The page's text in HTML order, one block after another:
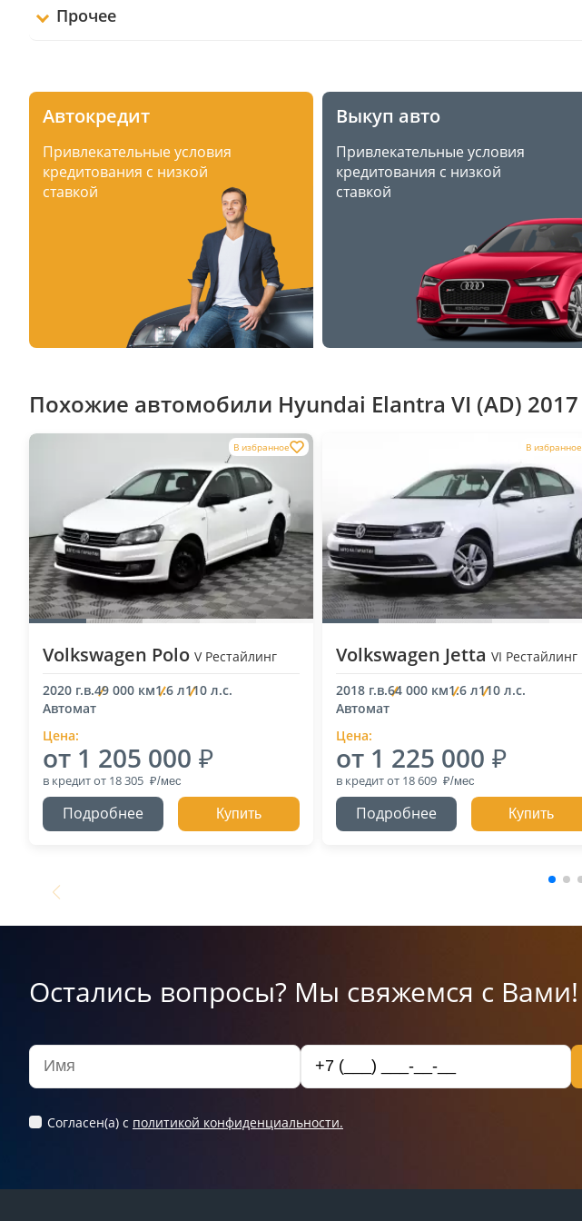
Прочее
Автокредит
Привлекательные условия
кредитования с низкой
ставкой
Выкуп авто
Привлекательные условия
кредитования с низкой
ставкой
Похожие автомобили Hyundai Elantra VI (AD) 2017
В избранное
Volkswagen Polo V Рестайлинг
2020 г.в.49 000 км1.6 л110 л.с.
Автомат
Цена:
от 1 205 000
в кредитот 18 305
Подробнее Купить
В избранное
Volkswagen Jetta VI Рестайлинг
2018 г.в.64 000 км1.6 л110 л.с.
Автомат
Цена:
от 1 225 000
в кредитот 18 609
Подробнее Купить
Остались вопросы? Мы свяжемся с Вами!
Согласен(а) c политикой конфиденциальности.